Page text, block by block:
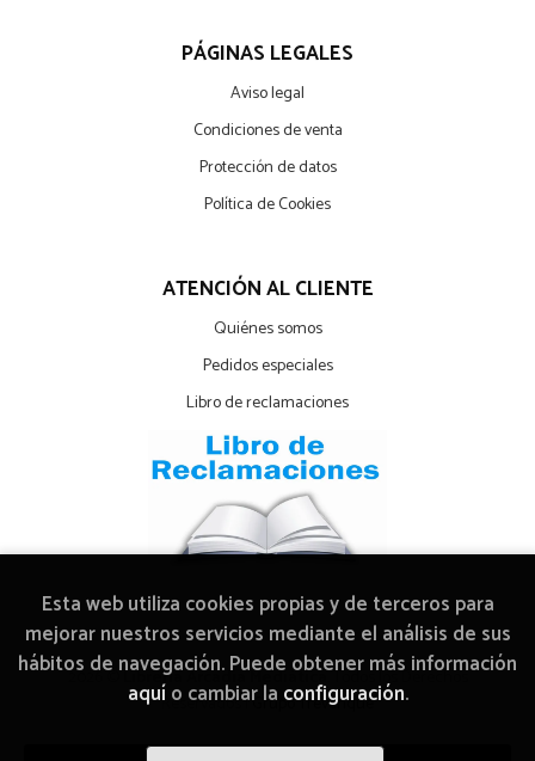
PÁGINAS LEGALES
Aviso legal
Condiciones de venta
Protección de datos
Política de Cookies
ATENCIÓN AL CLIENTE
Quiénes somos
Pedidos especiales
Libro de reclamaciones
2026 ©Librería Arcadia Mediática. Todos los Derechos
Reservados |Grupo Trevenque
Esta web utiliza cookies propias y de terceros para
mejorar nuestros servicios mediante el análisis de sus
hábitos de navegación. Puede obtener más información
aquío cambiar la configuración.